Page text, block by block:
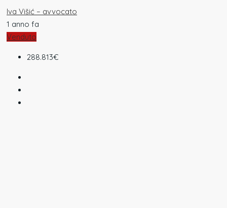
Iva Višić – avvocato
1 anno fa
Venduto
288.813€